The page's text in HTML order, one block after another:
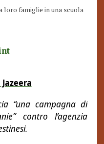
famiglie in una scuola
Jazeera
“una campagna di
contro l’agenzia